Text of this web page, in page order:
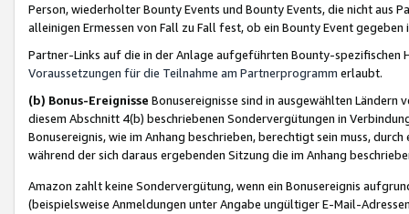
Person, wiederholter Bounty Events und Bounty Events, die nicht
alleinigen Ermessen von Fall zu Fall fest, ob ein Bounty Event
Partner-Links auf die in der Anlage aufgeführten Bounty-spezifischen
Voraussetzungen für die Teilnahme am Partnerprogramm erlaubt.
(b) Bonus-Ereignisse Bonusereignisse sind in ausgewählten Ländern
diesem Abschnitt 4(b) beschriebenen Sondervergütungen in
Bonusereignis, wie im Anhang beschrieben, berechtigt sein muss,
während der sich daraus ergebenden Sitzung die im Anhang
Amazon zahlt keine Sondervergütung, wenn ein Bonusereignis
(beispielsweise Anmeldungen unter Angabe ungültiger E-Mail-